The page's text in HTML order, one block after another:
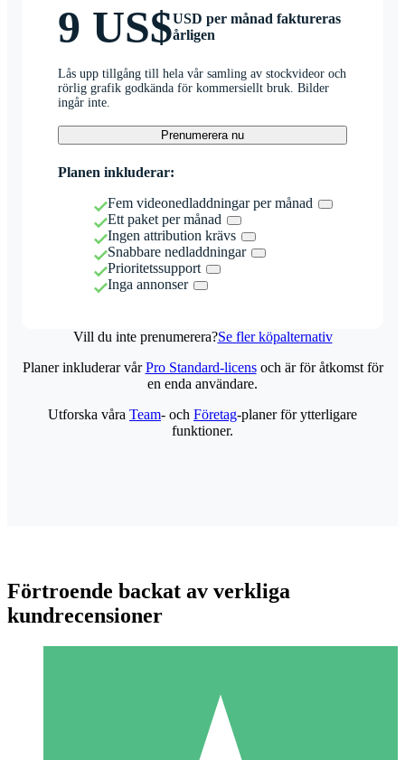
9 US$USD per månad faktureras
årligen
Lås upp tillgång till hela vår samling av stockvideor och
rörlig grafik godkända för kommersiellt bruk. Bilder
ingår inte.
Prenumerera nu
Planen inkluderar:
Fem videonedladdningar per månad
Ett paket per månad
Ingen attribution krävs
Snabbare nedladdningar
Prioritetssupport
Inga annonser
Vill du inte prenumerera?Se fler köpalternativ
Individuella Kreditpaket
Planer inkluderar vårPro Standard-licensoch är för åtkomst för
en enda användare.
Utforska våra Team- och Företag-planer för ytterligare
funktioner.
Förtroende backat av verkliga
kundrecensioner